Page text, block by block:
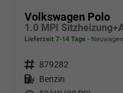
Volkswagen Polo
Lieferzeit 7-14 Tage Neuwagen
Fahrzeugnr. 879282
Kraftstoff Benzin